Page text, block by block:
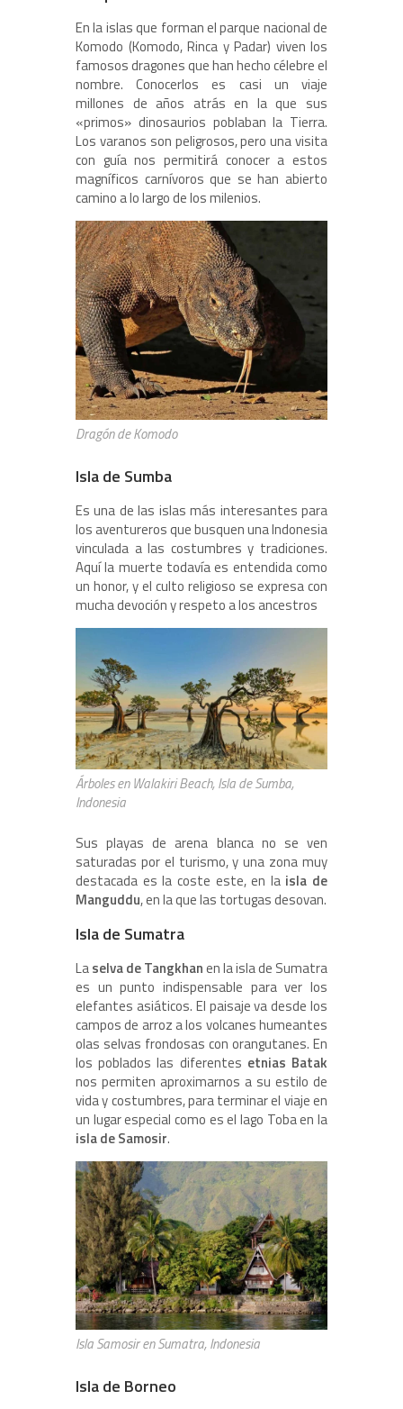
En la islas que forman el parque nacional de
Komodo (Komodo, Rinca y Padar) viven los
famosos dragones que han hecho célebre el
nombre. Conocerlos es casi un viaje
millones de años atrás en la que sus
«primos» dinosaurios poblaban la Tierra.
Los varanos son peligrosos, pero una visita
con guía nos permitirá conocer a estos
magníficos carnívoros que se han abierto
camino a lo largo de los milenios.
Dragón de Komodo
Isla de Sumba
Es una de las islas más interesantes para
los aventureros que busquen una Indonesia
vinculada a las costumbres y tradiciones.
Aquí la muerte todavía es entendida como
un honor, y el culto religioso se expresa con
mucha devoción y respeto a los ancestros
Árboles en Walakiri Beach, Isla de Sumba,
Indonesia
Sus playas de arena blanca no se ven
saturadas por el turismo, y una zona muy
destacada es la coste este, en la isla de
Manguddu, en la que las tortugas desovan.
Isla de Sumatra
Laselva de Tangkhanen la isla de Sumatra
es un punto indispensable para ver los
elefantes asiáticos. El paisaje va desde los
campos de arroz a los volcanes humeantes
olas selvas frondosas con orangutanes. En
los poblados las diferentes etnias Batak
nos permiten aproximarnos a su estilo de
vida y costumbres, para terminar el viaje en
un lugar especial como es el lago Toba en la
isla de Samosir.
Isla Samosir en Sumatra, Indonesia
Isla de Borneo